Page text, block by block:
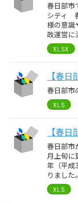
春日部
シティ
様の意識
政運営に
XLSX
【春
春日部市
XLS
【春
春日部市
月上旬に
年（平成
りました。
XLS